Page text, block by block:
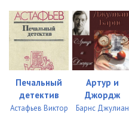
Печальный
детектив
Астафьев Виктор
Артур и
Джордж
Барнс Джулиан